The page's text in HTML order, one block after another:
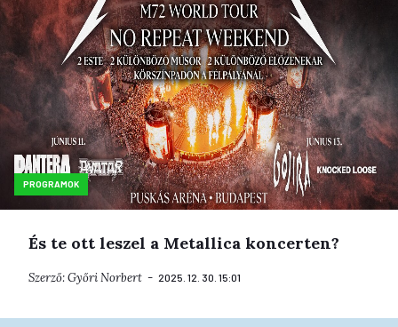
PROGRAMOK
És te ott leszel a Metallica koncerten?
Szerző:Győri Norbert 2025. 12. 30. 15:01